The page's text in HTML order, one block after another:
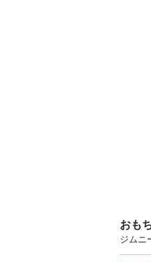
おも
ジムニ